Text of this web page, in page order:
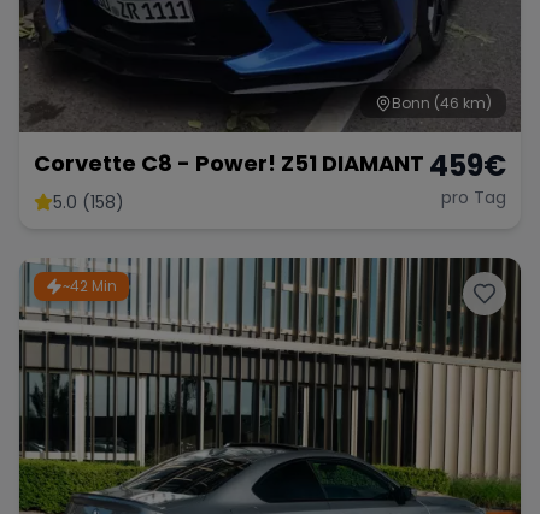
Bonn (46 km)
Corvette C8 - Power! Z51 DIAMANT
5.0 (158)
459€
pro Tag
~42 Min